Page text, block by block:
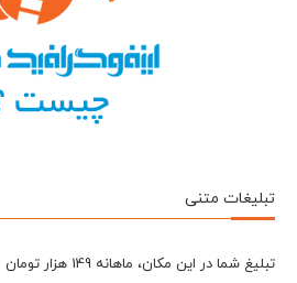
تبلیغات متنی
تبلیغ شما در این مکان، ماهانه 149 هزار تومان